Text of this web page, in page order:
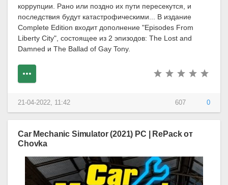
коррупции. Рано или поздно их пути пересекутся, и
последствия будут катастрофическими... В издание
Complete Edition входит дополнение "Episodes From
Liberty City", состоящее из 2 эпизодов: The Lost and
Damned и The Ballad of Gay Tony.
607 0
21-04-2022, 11:42
Car Mechanic Simulator (2021) PC | RePack от
Chovka